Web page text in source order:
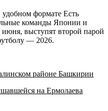
формате Есть
команды Японии и
июня, выступят второй парой
— 2026.
районе Башкирии
на Ермолаева